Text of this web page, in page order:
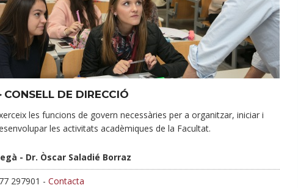
DE DIRECCIÓ
les funcions de govern necessàries per a organitzar, iniciar i
les activitats acadèmiques de la Facultat.
- Dr. Òscar Saladié Borraz
297901 - Contacta